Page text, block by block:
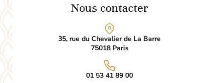
Nous contacter
35, rue du Chevalier de La Barre
75018 Paris
01 53 41 89 00